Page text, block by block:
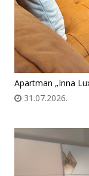
Apartman „Inna
31.07.2026.